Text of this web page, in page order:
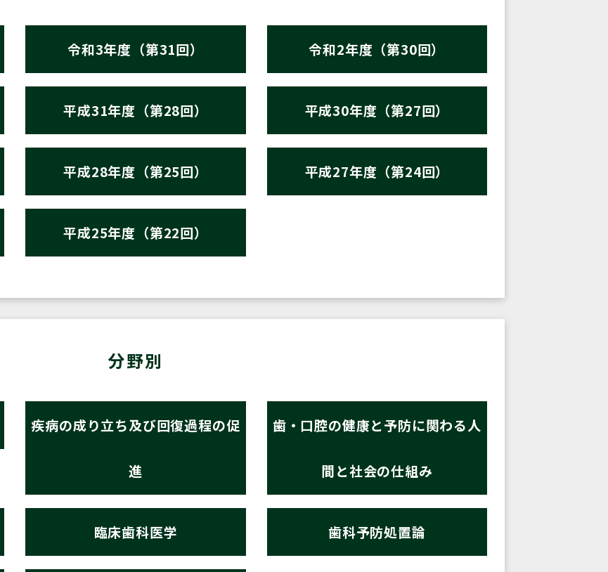
令和3年度（第31回） 令和2年度（第30回）
平成31年度（第28回） 平成30年度（第27回）
平成28年度（第25回） 平成27年度（第24回）
平成25年度（第22回）
分野別
疾病の成り立ち及び回復過程の促
進
歯・口腔の健康と予防に関わる人
間と社会の仕組み
臨床歯科医学 歯科予防処置論